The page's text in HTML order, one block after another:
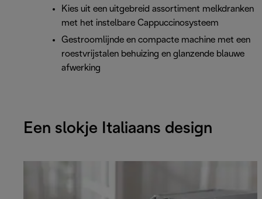
Kies uit een uitgebreid assortiment melkdranken
met het instelbare Cappuccinosysteem
Gestroomlijnde en compacte machine met een
roestvrijstalen behuizing en glanzende blauwe
afwerking
Een slokje Italiaans design